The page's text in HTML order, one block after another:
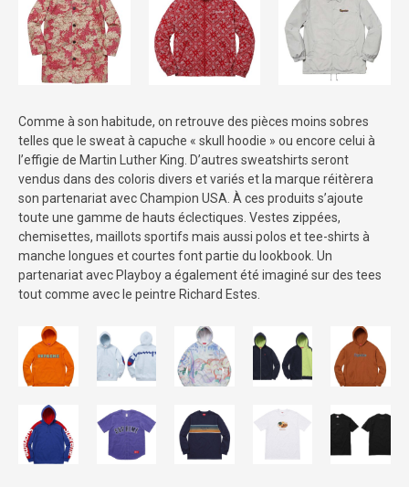
Comme à son habitude, on retrouve des pièces moins sobres
telles que le sweat à capuche « skull hoodie » ou encore celui à
l’effigie de Martin Luther King. D’autres sweatshirts seront
vendus dans des coloris divers et variés et la marque réitèrera
son partenariat avec Champion USA. À ces produits s’ajoute
toute une gamme de hauts éclectiques. Vestes zippées,
chemisettes, maillots sportifs mais aussi polos et tee-shirts à
manche longues et courtes font partie du lookbook. Un
partenariat avec Playboy a également été imaginé sur des tees
tout comme avec le peintre Richard Estes.